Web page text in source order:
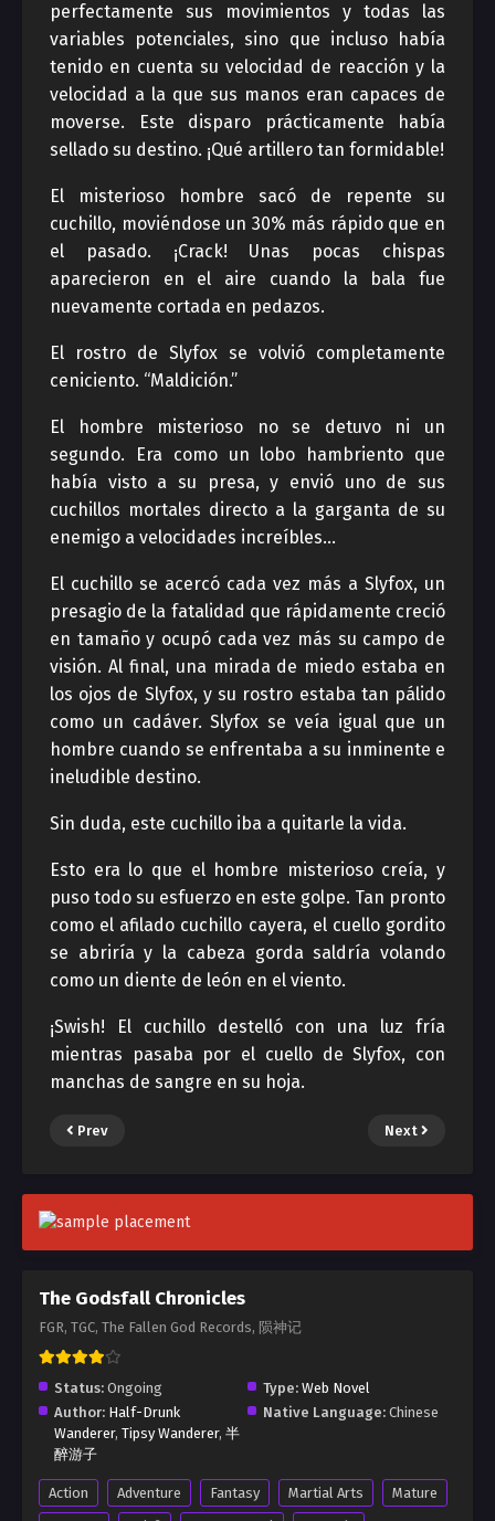
perfectamente sus movimientos y todas las
variables potenciales, sino que incluso había
tenido en cuenta su velocidad de reacción y la
velocidad a la que sus manos eran capaces de
moverse. Este disparo prácticamente había
sellado su destino. ¡Qué artillero tan formidable!
El misterioso hombre sacó de repente su
cuchillo, moviéndose un 30% más rápido que en
el pasado. ¡Crack! Unas pocas chispas
aparecieron en el aire cuando la bala fue
nuevamente cortada en pedazos.
El rostro de Slyfox se volvió completamente
ceniciento. “Maldición.”
El hombre misterioso no se detuvo ni un
segundo. Era como un lobo hambriento que
había visto a su presa, y envió uno de sus
cuchillos mortales directo a la garganta de su
enemigo a velocidades increíbles…
El cuchillo se acercó cada vez más a Slyfox, un
presagio de la fatalidad que rápidamente creció
en tamaño y ocupó cada vez más su campo de
visión. Al final, una mirada de miedo estaba en
los ojos de Slyfox, y su rostro estaba tan pálido
como un cadáver. Slyfox se veía igual que un
hombre cuando se enfrentaba a su inminente e
ineludible destino.
Sin duda, este cuchillo iba a quitarle la vida.
Esto era lo que el hombre misterioso creía, y
puso todo su esfuerzo en este golpe. Tan pronto
como el afilado cuchillo cayera, el cuello gordito
se abriría y la cabeza gorda saldría volando
como un diente de león en el viento.
¡Swish! El cuchillo destelló con una luz fría
mientras pasaba por el cuello de Slyfox, con
manchas de sangre en su hoja.
Prev Next
The Godsfall Chronicles
FGR, TGC, The Fallen God Records, 陨神记
Status: Ongoing Type: Web Novel
Author: Half-Drunk
Wanderer, Tipsy Wanderer, 半
醉游子
Native Language: Chinese
Action Adventure Fantasy Martial Arts
Mature